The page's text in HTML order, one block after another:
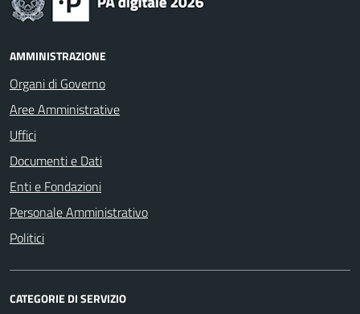
AMMINISTRAZIONE
Organi di Governo
Aree Amministrative
Uffici
Documenti e Dati
Enti e Fondazioni
Personale Amministrativo
Politici
CATEGORIE DI SERVIZIO